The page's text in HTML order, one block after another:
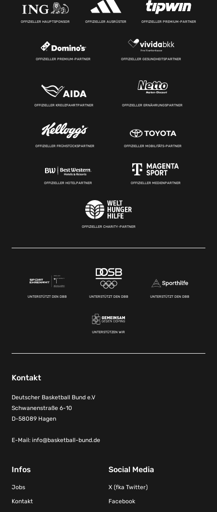
OFFIZIELLER HAUPTSPONSOR OFFIZIELLER AUSRÜSTER OFFIZIELLER PREMIUM-PARTNER
OFFIZIELLER PREMIUM-PARTNER OFFIZIELLER GESUNDHEITSPARTNER
OFFIZIELLER KREUZFAHRTPARTNER OFFIZIELLER ERNÄHRUNGSPARTNER
OFFIZIELLER FRÜHSTÜCKSPARTNER OFFIZIELLER MOBILITÄTS-PARTNER
OFFIZIELLER HOTELPARTNER OFFIZIELLER MEDIENPARTNER
OFFIZIELLER CHARITY-PARTNER
UNTERSTÜTZT DEN DBB UNTERSTÜTZT DEN DBB UNTERSTÜTZT DEN DBB
UNTERSTÜTZEN WIR
Kontakt
Deutscher Basketball Bund e.V
Schwanenstraße 6-10
D-58089 Hagen
E-Mail: info@basketball-bund.de
Infos
Jobs
Kontakt
Social Media
X (fka Twitter)
Facebook